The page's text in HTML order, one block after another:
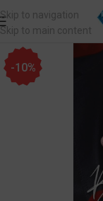
Skip to navigation
Skip to main content
-10%